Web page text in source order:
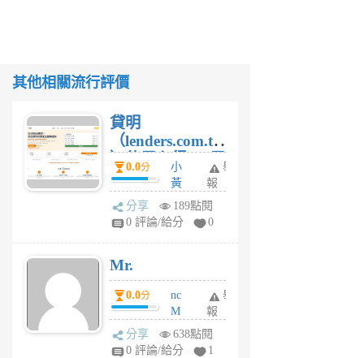
其他相關流行評價
貸明
（lenders.com.tw
）使用心得 — 民
間貸款比較平台
體驗
0.0分
小
黃
蜂
1
舉
報
分享
189點閱
0 評論/給分
0
Mr.
0.0分
nc
M
U
F
舉
報
分享
638點閱
0 評論/給分
1